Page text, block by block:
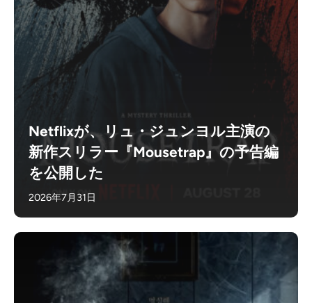
Netflixが、リュ・ジュンヨル主演の
新作スリラー『Mousetrap』の予告編
を公開した
2026年7月31日